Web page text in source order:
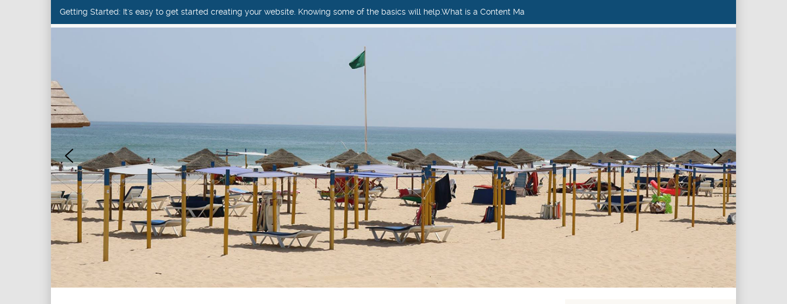
Getting Started: It's easy to get started creating your website. Knowing some of the basics will help.What is a Content Ma